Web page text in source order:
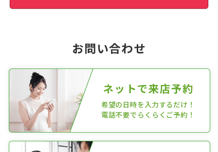
お問い合わせ
ネットで来店予約
希望の日時を入力するだけ！
電話不要でらくらくご予約！